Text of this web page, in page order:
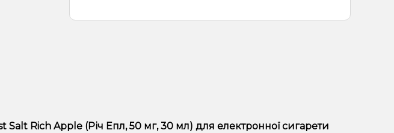
Salt Rich Apple (Річ Епл, 50 мг, 30 мл) для електронної сигарети